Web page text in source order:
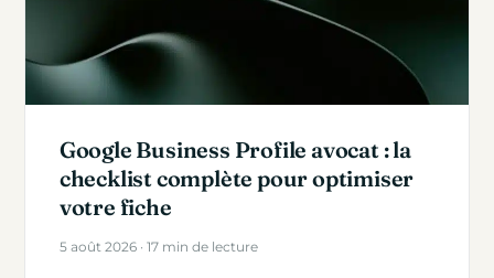
Google Business Profile avocat : la
checklist complète pour optimiser
votre fiche
5 août 2026 · 17 min de lecture